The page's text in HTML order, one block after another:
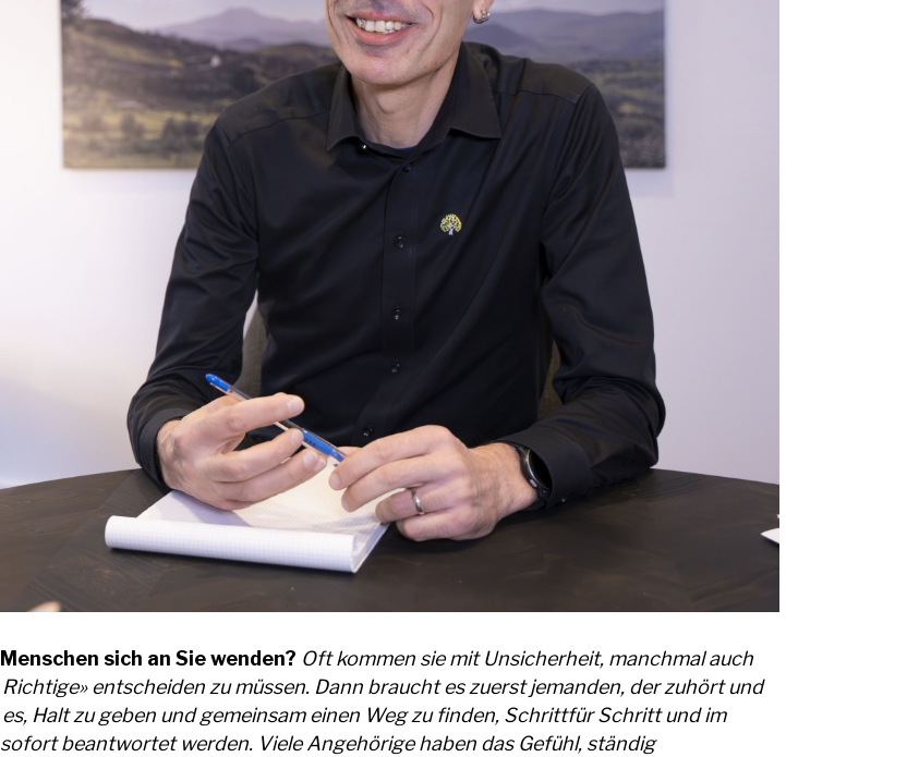
sich an Sie wenden? Oft kommen sie mit Unsicherheit, manchmal auch
entscheiden zu müssen. Dann braucht es zuerst jemanden, der zuhört und
Halt zu geben und gemeinsam einen Weg zu finden, Schrittfür Schritt und im
beantwortet werden. Viele Angehörige haben das Gefühl, ständig